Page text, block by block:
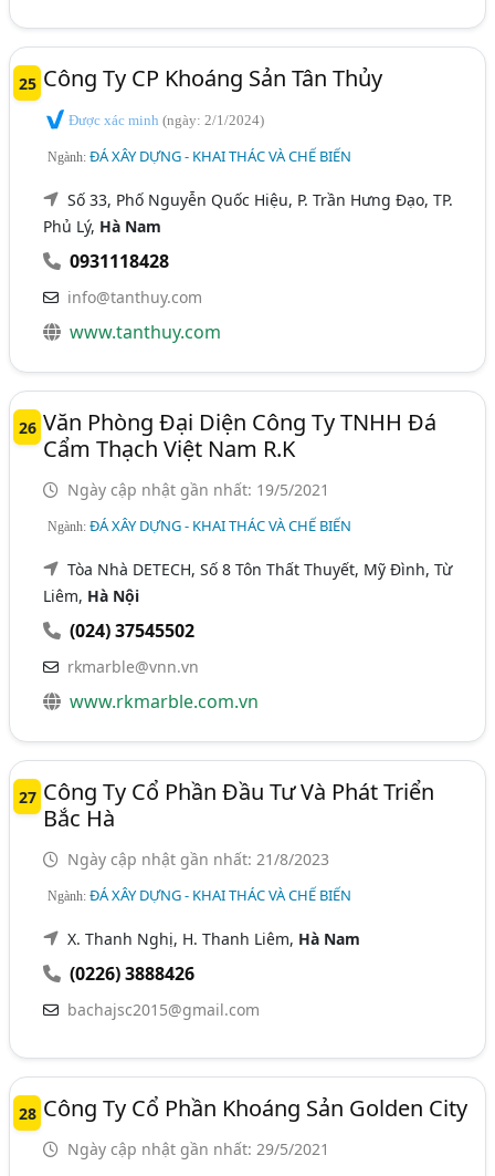
25 Công Ty CP Khoáng Sản Tân Thủy
Được xác minh(ngày: 2/1/2024)
Ngành:ĐÁ XÂY DỰNG - KHAI THÁC VÀ CHẾ BIẾN
Số 33, Phố Nguyễn Quốc Hiệu, P. Trần Hưng Đạo, TP.
Phủ Lý, Hà Nam
0931118428
info@tanthuy.com
www.tanthuy.com
26 Văn Phòng Đại Diện Công Ty TNHH Đá
Cẩm Thạch Việt Nam R.K
Ngày cập nhật gần nhất: 19/5/2021
Ngành:ĐÁ XÂY DỰNG - KHAI THÁC VÀ CHẾ BIẾN
Tòa Nhà DETECH, Số 8 Tôn Thất Thuyết, Mỹ Đình, Từ
Liêm, Hà Nội
(024) 37545502
rkmarble@vnn.vn
www.rkmarble.com.vn
27 Công Ty Cổ Phần Đầu Tư Và Phát Triển
Bắc Hà
Ngày cập nhật gần nhất: 21/8/2023
Ngành:ĐÁ XÂY DỰNG - KHAI THÁC VÀ CHẾ BIẾN
X. Thanh Nghị, H. Thanh Liêm, Hà Nam
(0226) 3888426
bachajsc2015@gmail.com
28 Công Ty Cổ Phần Khoáng Sản Golden City
Ngày cập nhật gần nhất: 29/5/2021